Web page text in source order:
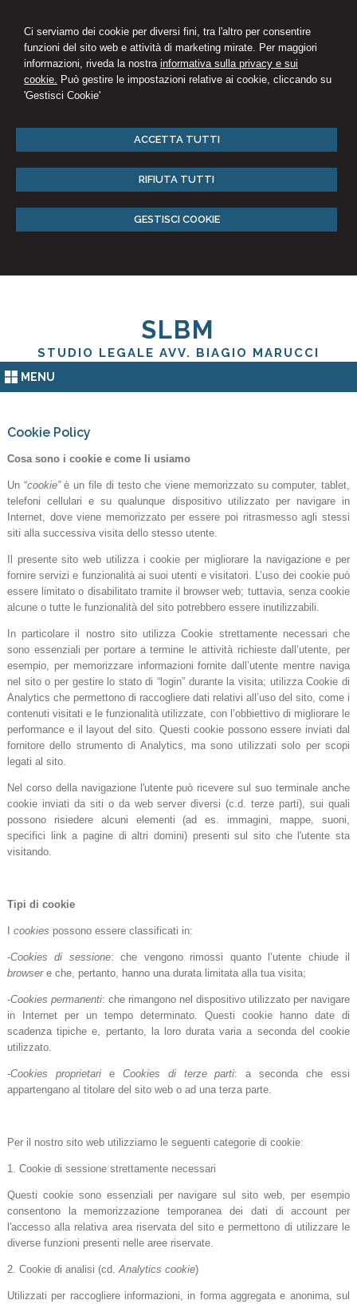
Ci serviamo dei cookie per diversi fini, tra l'altro per consentire
funzioni del sito web e attività di marketing mirate. Per maggiori
informazioni, riveda la nostra informativa sulla privacy e sui
cookie. Può gestire le impostazioni relative ai cookie, cliccando su
'Gestisci Cookie'
ACCETTA TUTTI
RIFIUTA TUTTI
GESTISCI COOKIE
SLBM
STUDIO LEGALE AVV. BIAGIO MARUCCI
MENU
Cookie Policy
Cosa sono i cookie e come li usiamo
Un “cookie”è un file di testo che viene memorizzato su computer, tablet,
telefoni cellulari e su qualunque dispositivo utilizzato per navigare in
Internet, dove viene memorizzato per essere poi ritrasmesso agli stessi
siti alla successiva visita dello stesso utente.
Il presente sito web utilizza i cookie per migliorare la navigazione e per
fornire servizi e funzionalità ai suoi utenti e visitatori. L’uso dei cookie può
essere limitato o disabilitato tramite il browser web; tuttavia, senza cookie
alcune o tutte le funzionalità del sito potrebbero essere inutilizzabili.
In particolare il nostro sito utilizza Cookie strettamente necessari che
sono essenziali per portare a termine le attività richieste dall’utente, per
esempio, per memorizzare informazioni fornite dall’utente mentre naviga
nel sito o per gestire lo stato di “login” durante la visita; utilizza Cookie di
Analytics che permettono di raccogliere dati relativi all’uso del sito, come i
contenuti visitati e le funzionalità utilizzate, con l’obbiettivo di migliorare le
performance e il layout del sito. Questi cookie possono essere inviati dal
fornitore dello strumento di Analytics, ma sono utilizzati solo per scopi
legati al sito.
Nel corso della navigazione l'utente può ricevere sul suo terminale anche
cookie inviati da siti o da web server diversi (c.d. terze parti), sui quali
possono risiedere alcuni elementi (ad es. immagini, mappe, suoni,
specifici link a pagine di altri domini) presenti sul sito che l'utente sta
visitando.
Tipi di cookie
I cookies possono essere classificati in:
-Cookies di sessione: che vengono rimossi quanto l’utente chiude il
browsere che, pertanto, hanno una durata limitata alla tua visita;
-Cookies permanenti: che rimangono nel dispositivo utilizzato per navigare
in Internet per un tempo determinato. Questi cookie hanno date di
scadenza tipiche e, pertanto, la loro durata varia a seconda del cookie
utilizzato.
-Cookies proprietarie Cookies di terze parti: a seconda che essi
appartengano al titolare del sito web o ad una terza parte.
Per il nostro sito web utilizziamo le seguenti categorie di cookie:
1. Cookie di sessione strettamente necessari
Questi cookie sono essenziali per navigare sul sito web, per esempio
consentono la memorizzazione temporanea dei dati di account per
l'accesso alla relativa area riservata del sito e permettono di utilizzare le
diverse funzioni presenti nelle aree riservate.
2. Cookie di analisi (cd. Analytics cookie)
Utilizzati per raccogliere informazioni, in forma aggregata e anonima, sul